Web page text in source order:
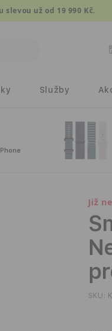
slevou už od 19 990 Kč.
Služby
Již
SKU: